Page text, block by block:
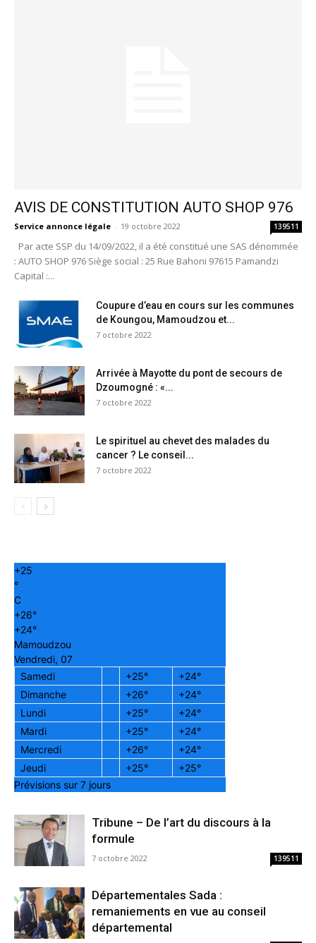
AVIS DE CONSTITUTION AUTO SHOP 976
Service annonce légale - 19 octobre 2022 139511
Par acte SSP du 14/09/2022, il a été constitué une SAS dénommée
: AUTO SHOP 976 Siège social : 25 Rue Bahoni 97615 Pamandzi
Capital :...
Coupure d’eau en cours sur les communes
de Koungou, Mamoudzou et...
7 octobre 2022
Arrivée à Mayotte du pont de secours de
Dzoumogné : «...
7 octobre 2022
Le spirituel au chevet des malades du
cancer ? Le conseil...
7 octobre 2022
+25
°
C
+26°
+24°
Mamoudzou
Vendredi, 07
Samedi
+25° +24°
Dimanche
+26° +24°
Lundi
+25° +24°
Mardi
+25° +24°
Mercredi
+26° +24°
Jeudi
+25° +25°
Prévisions sur 7 jours
Tribune – De l’art du discours à la
formule
7 octobre 2022 139511
Départementales Sada :
remaniements en vue au conseil
départemental